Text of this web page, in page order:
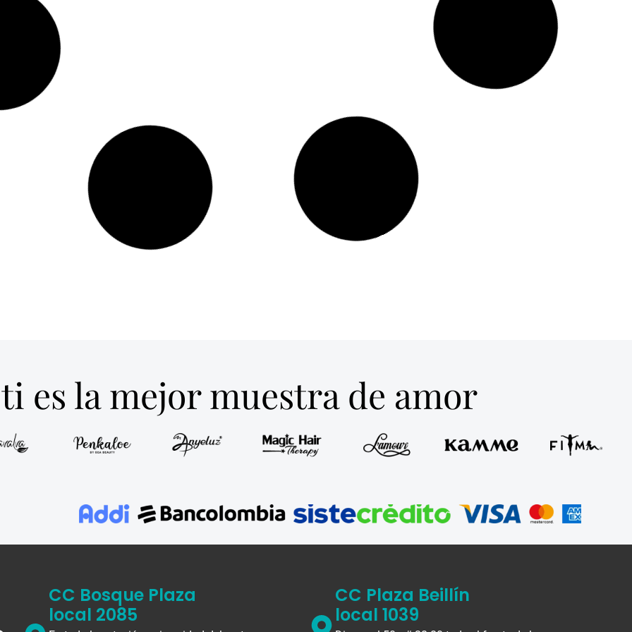
60
$ 42.900
VIDRIO ARUNÁ
42.900
Añadir al carrito
TONO
ML GLOW SHINE BY YAJA
33.000
Añadir al carrito
AZUCAR BODY PARTY VIVE
BEAUTY
Añadir al carrito
DLUCHI
$35.000$25.000
Añadir al carrito